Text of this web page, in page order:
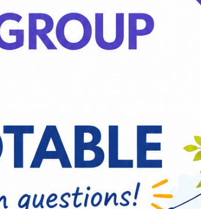
20:00
Online